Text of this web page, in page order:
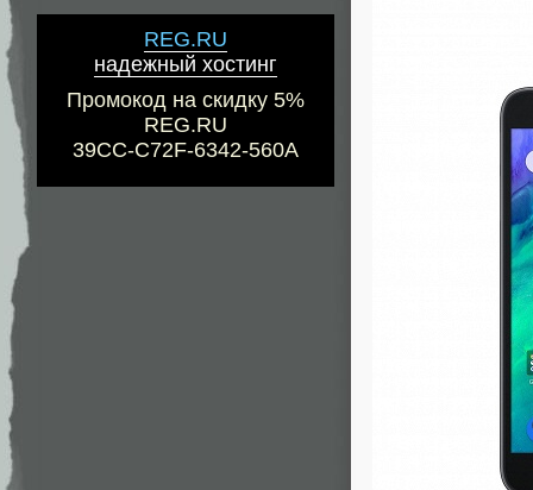
REG.RU
надежный хостинг
Промокод на скидку 5%
REG.RU
39CC-C72F-6342-560A